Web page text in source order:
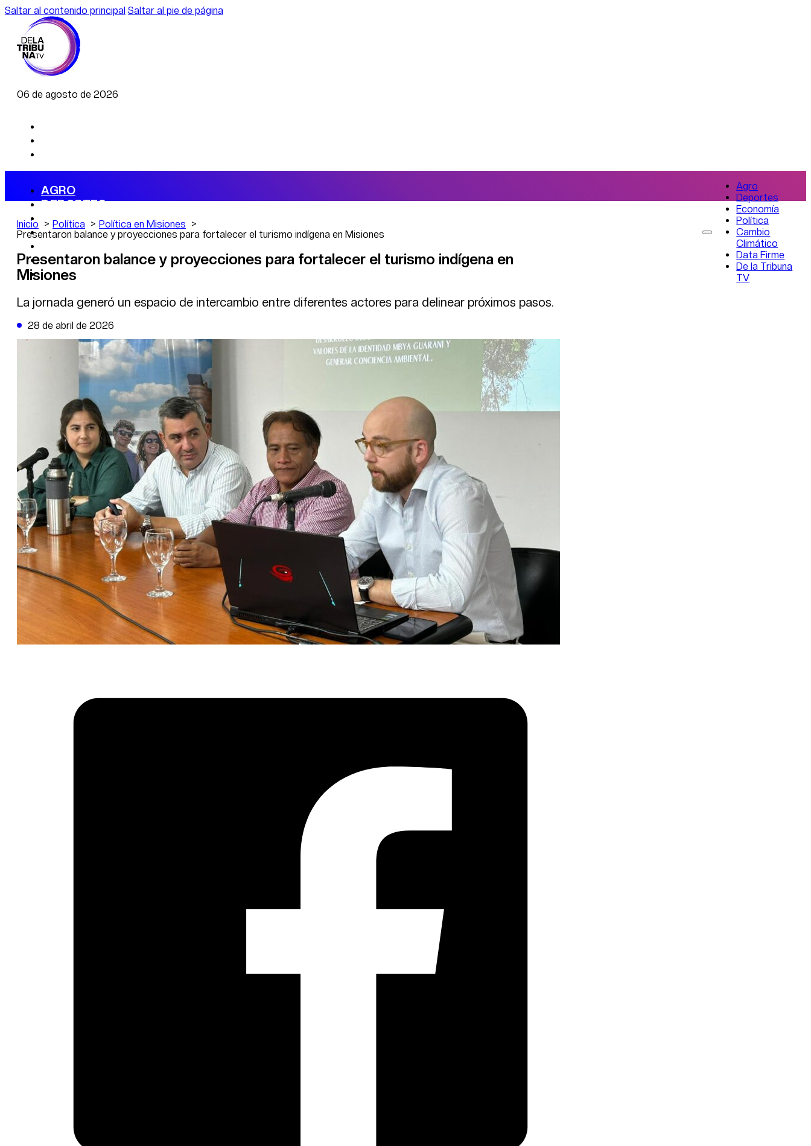
Saltar al contenido principal Saltar al pie de página
06 de agosto de 2026
AGRO
DEPORTES
ECONOMÍA
POLÍTICA
DATA FIRME
DE LA TRIBUNA TV
Agro
Deportes
Economía
Política
Cambio
Climático
Data Firme
De la Tribuna
TV
Inicio Política
Política en Misiones
Presentaron balance y proyecciones para fortalecer el turismo indígena en Misiones
Presentaron balance y proyecciones para fortalecer el turismo indígena en
Misiones
La jornada generó un espacio de intercambio entre diferentes actores para delinear próximos pasos.
28 de abril de 2026